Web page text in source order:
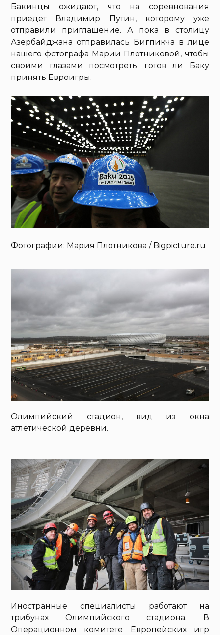
Бакинцы ожидают, что на соревнования
приедет Владимир Путин, которому уже
отправили приглашение. А пока в столицу
Азербайджана отправилась Бигпикча в лице
нашего фотографа Марии Плотниковой, чтобы
своими глазами посмотреть, готов ли Баку
принять Евроигры.
Фотографии: Мария Плотникова / Bigpicture.ru
Олимпийский стадион, вид из окна
атлетической деревни.
Иностранные специалисты работают на
трибунах Олимпийского стадиона. В
Операционном комитете Европейских игр